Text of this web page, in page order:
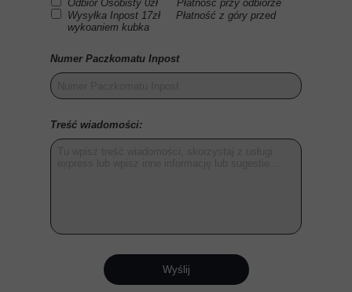
Odbiór Osobisty 0zł Płatność przy odbiorze
Wysyłka Inpost 17zł Płatność z góry przed
wykoaniem kubka
Numer Paczkomatu Inpost
Treść wiadomości:
Wyślij